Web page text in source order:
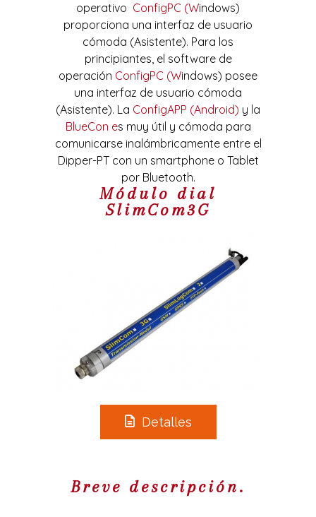
operativo ConfigPC (Windows)
proporciona una interfaz de usuario
cómoda (Asistente). Para los
principiantes, el software de
operación ConfigPC (Windows) posee
una interfaz de usuario cómoda
(Asistente). La ConfigAPP (Android) y la
BlueCon es muy útil y cómoda para
comunicarse inalámbricamente entre el
Dipper-PT con un smartphone o Tablet
por Bluetooth.
Módulo dial
SlimCom3G
Detalles
Breve descripción.